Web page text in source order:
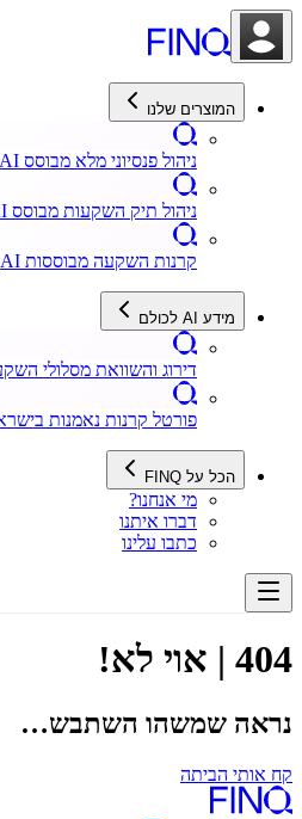
המוצרים שלנו
ניהול פנסיוני מלא מבוסס AI
ניהול תיק השקעות מבוסס AI
קרנות השקעה מבוססות AI
מידע AI לכולם
דירוג והשוואת מסלולי
פורטל קרנות נאמנות
הכל על FINQ
מי אנחנו?
דברו איתנו
כתבו עלינו
404 | אוי לא!
נראה שמשהו השתבש…
קח אותי הביתה